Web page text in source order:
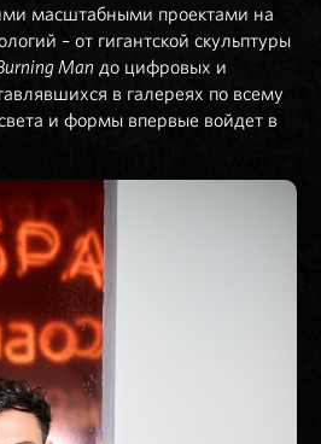
масштабными проектами на
– от гигантской скульптуры
Man до цифровых и
в галереях по всему
и формы впервые войдет в